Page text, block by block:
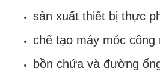
sản xuất thiết bị thực
chế tạo máy móc công
bồn chứa và đường